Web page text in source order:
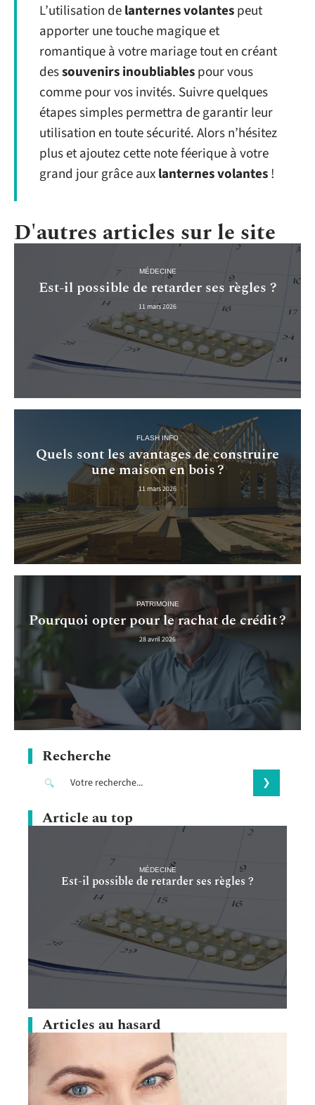
L’utilisation delanternes volantespeut
apporter une touche magique et
romantique à votre mariage tout en créant
dessouvenirs inoubliablespour vous
comme pour vos invités. Suivre quelques
étapes simples permettra de garantir leur
utilisation en toute sécurité. Alors n’hésitez
plus et ajoutez cette note féerique à votre
grand jour grâce auxlanternes volantes!
D'autres articles sur le site
MÉDECINE
Est-il possible de retarder ses règles ?
11 mars 2026
FLASH INFO
Quels sont les avantages de construire
une maison en bois ?
11 mars 2026
PATRIMOINE
Pourquoi opter pour le rachat de crédit ?
28 avril 2026
Recherche
Article au top
MÉDECINE
Est-il possible de retarder ses règles ?
Articles au hasard